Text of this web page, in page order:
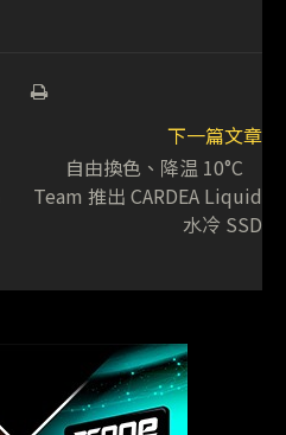
下一篇文章
自由換色、降温 10°C
Team 推出 CARDEA Liquid
水冷 SSD